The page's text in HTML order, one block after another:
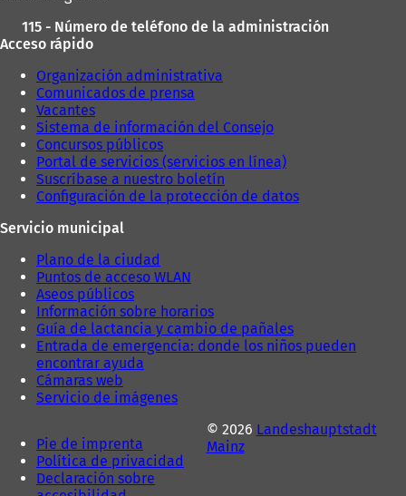
115 - Número de teléfono de la administración
Acceso rápido
Organización administrativa
Comunicados de prensa
Vacantes
Sistema de información del Consejo
Concursos públicos
Portal de servicios (servicios en línea)
Suscríbase a nuestro boletín
Configuración de la protección de datos
Servicio municipal
Plano de la ciudad
Puntos de acceso WLAN
Aseos públicos
Información sobre horarios
Guía de lactancia y cambio de pañales
Entrada de emergencia: donde los niños pueden
encontrar ayuda
Cámaras web
Servicio de imágenes
Pie de imprenta
Política de privacidad
Declaración sobre
© 2026 Landeshauptstadt
Mainz